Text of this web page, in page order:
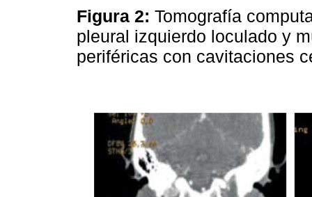
Figura 2: Tomografía
pleural izquierdo loculado y
periféricas con cavitaciones